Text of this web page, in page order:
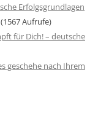
Erfolgsgrundlagen
(1567 Aufrufe)
für Dich! – deutsche
geschehe nach Ihrem